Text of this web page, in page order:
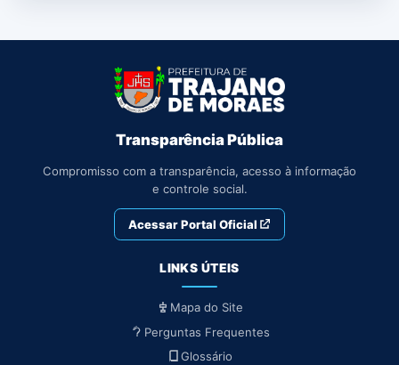
Transparência Pública
Compromisso com a transparência, acesso à informação
e controle social.
Acessar Portal Oficial
LINKS ÚTEIS
Mapa do Site
Perguntas Frequentes
Glossário